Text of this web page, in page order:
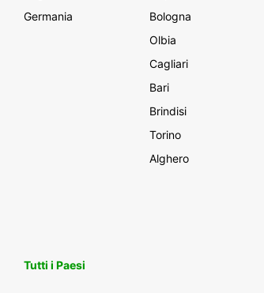
Germania
Bologna
Olbia
Cagliari
Bari
Brindisi
Torino
Alghero
Tutti i Paesi